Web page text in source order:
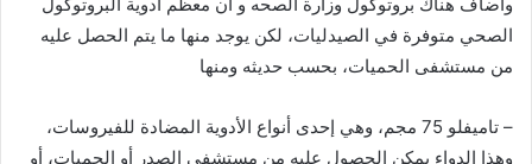
واضاف هناك بروتوكول وزارة الصحه و أن معظم أدوية البروتوكول
الصحي متوفرة في الصيدليات، لكن يوجد منها ما يتم الحصل عليه
من مستشفى الحميات، بحسب حديثه ومنها
– تاميفلو 75 مجم، وهي إحدى أنواع الأدوية المضادة للفيروسات،
وهذا الدواء يمكن الحصول عليه من مستشفى الصدر أو الحميات، أو